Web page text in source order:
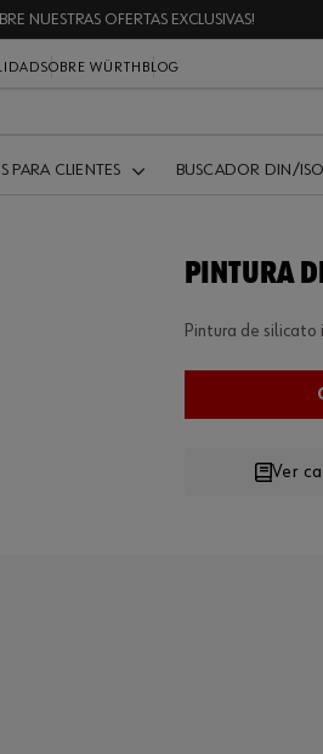
NUESTRAS OFERTAS EXCLUSIVAS!
SOBRE WÜRTH BLOG
PARA CLIENTES BUSCADOR DIN/ISO
PINTURA
Pintura de silicato
Ver